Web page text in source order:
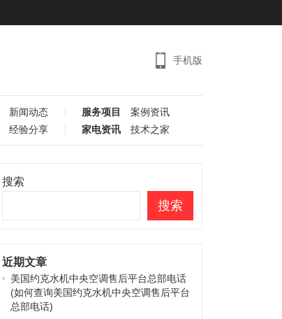
手机版
新闻动态 服务项目
案例资讯
经验分享 家电资讯 技术之家
搜索
搜索
近期文章
美国约克水机中央空调售后平台总部电话
(如何查询美国约克水机中央空调售后平台
总部电话)